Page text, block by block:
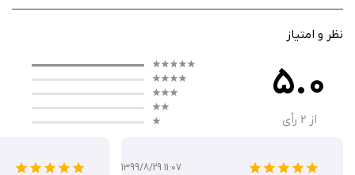
مشاوره و اجرا
معمولاً شرکت‌ها هنگام مواجهه با نیازهای نرم‌افزاری خود با دو گزینه روبرو
هستند: خرید نرم‌افزارهای آماده یا سفارش نرم‌افزارهای خاص.
سیستم مدیریت مشتریان، بازاریابی و فروش
اطلاعات مشتریان گران‌بهاترین داده‌های یک سازمان به شمار می‌روند. جمع‌آوری
نظر و امتیاز
5.0
از 2 رأی
1399/8/29 11:07